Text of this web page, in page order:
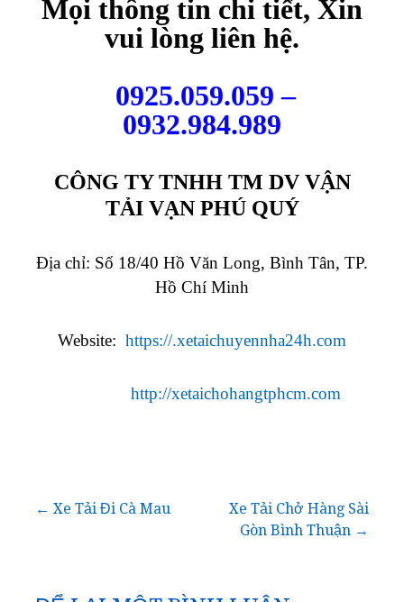
Mọi thông tin chi tiết, Xin
vui lòng liên hệ.
0925.059.059 –
0932.984.989
CÔNG TY TNHH TM DV VẬN
TẢI VẠN PHÚ QUÝ
Địa chỉ: Số 18/40 Hồ Văn Long, Bình Tân, TP.
Hồ Chí Minh
Website: https://.xetaichuyennha24h.com
http://xetaichohangtphcm.com
Điều
bài
← Xe Tải Đi Cà Mau
Xe Tải Chở Hàng Sài
Gòn Bình Thuận →